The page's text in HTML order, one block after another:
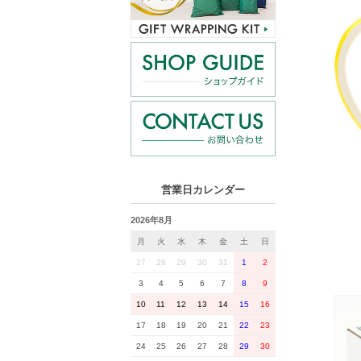
営業日カレンダー
2026年8月
月 火 水 木 金 土 日
27 28 29 30 31 1 2
3 4 5 6 7 8 9
10 11 12 13 14 15 16
17 18 19 20 21 22 23
24 25 26 27 28 29 30